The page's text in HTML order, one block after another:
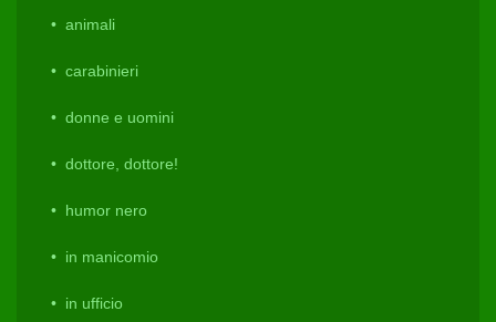
animali
carabinieri
donne e uomini
dottore, dottore!
humor nero
in manicomio
in ufficio